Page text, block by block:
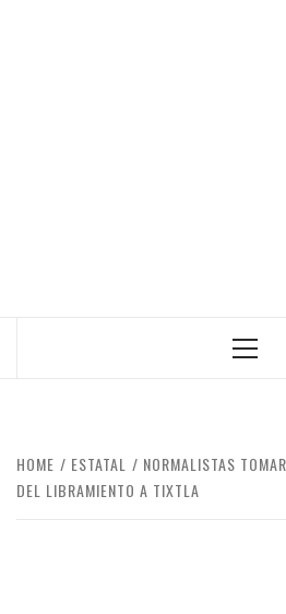
HOME ESTATAL
NORMALISTAS
DEL LIBRAMIENTO A TIXTLA